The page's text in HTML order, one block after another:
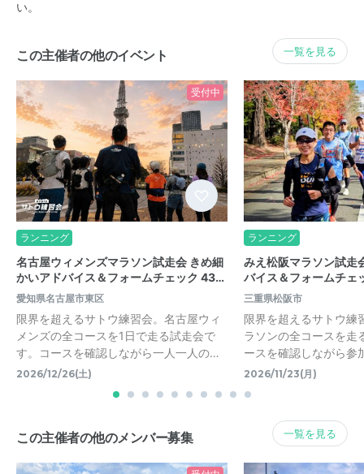
い。
この主催者の他のイベント 一覧を見る
受付中
ランニング
名古屋ウィメンズマラソン試走会 きめ細
かいアドバイス＆フォームチェック 43…
愛知県名古屋市東区
限界を超えるサトウ練習会。名古屋ウィ
メンズの全コースを1日で走る試走会で
す。コースを確認しながら一人一人の…
2026/12/26(土)
ランニング
みえ松阪マラソン試走
バイス＆フォームチェ
三重県松阪市
限界を超えるサトウ練
ラソンの全コースを走
ースを確認しながら参
2026/11/23(月)
この主催者の他のメンバー募集 一覧を見る